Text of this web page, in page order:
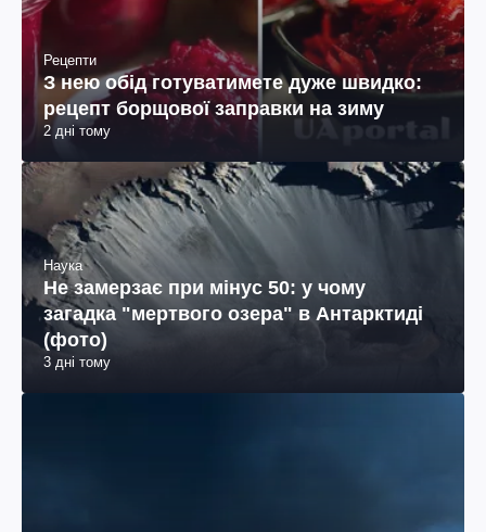
Рецепти
З нею обід готуватимете дуже швидко:
рецепт борщової заправки на зиму
2 дні тому
Наука
Не замерзає при мінус 50: у чому
загадка "мертвого озера" в Антарктиді
(фото)
3 дні тому